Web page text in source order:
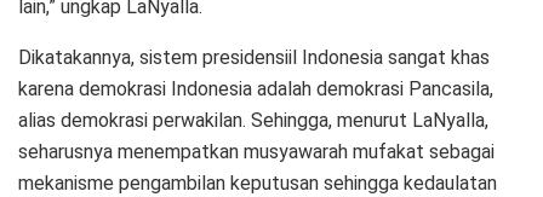
lain,” ungkap LaNyalla.
Dikatakannya, sistem presidensiil Indonesia sangat khas
karena demokrasi Indonesia adalah demokrasi Pancasila,
alias demokrasi perwakilan. Sehingga, menurut LaNyalla,
seharusnya menempatkan musyawarah mufakat sebagai
mekanisme pengambilan keputusan sehingga kedaulatan